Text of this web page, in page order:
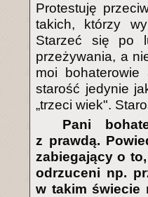
Protestuję
takich, którzy
Starzeć się po
przeżywania, a
moi
starość jedynie
„trzeci wiek".
Pani
z prawdą.
zabiegający o
odrzuceni np.
w takim świecie